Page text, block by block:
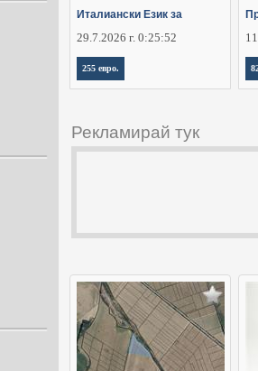
Италиански Език за
29.7.2026 г. 0:25:52
255 евро.
Рекламирай тук